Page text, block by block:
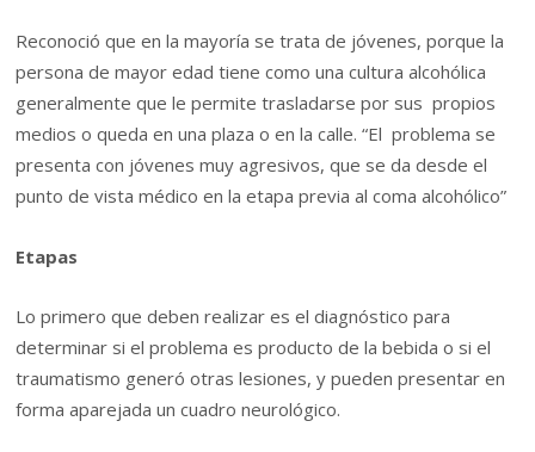
Reconoció que en la mayoría se trata de jóvenes, porque la
persona de mayor edad tiene como una cultura alcohólica
generalmente que le permite trasladarse por sus propios
medios o queda en una plaza o en la calle. “El problema se
presenta con jóvenes muy agresivos, que se da desde el
punto de vista médico en la etapa previa al coma alcohólico”
Etapas
Lo primero que deben realizar es el diagnóstico para
determinar si el problema es producto de la bebida o si el
traumatismo generó otras lesiones, y pueden presentar en
forma aparejada un cuadro neurológico.